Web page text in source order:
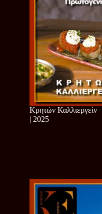
Κρητών Καλλιεργείν
| 2025